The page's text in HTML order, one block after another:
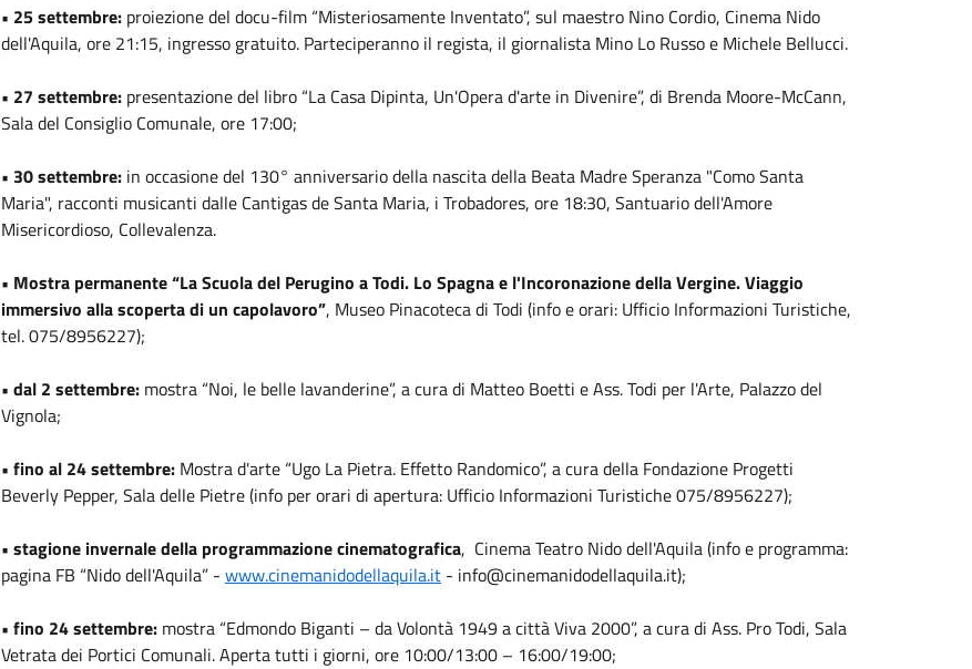
• 25 settembre: proiezione del docu-film “Misteriosamente Inventato”, sul maestro Nino Cordio, Cinema Nido
dell'Aquila, ore 21:15, ingresso gratuito. Parteciperanno il regista, il giornalista Mino Lo Russo e Michele Bellucci.
• 27 settembre:presentazione del libro “La Casa Dipinta, Un'Opera d'arte in Divenire”, di Brenda Moore-McCann,
Sala del Consiglio Comunale, ore 17:00;
• 30 settembre:in occasione del 130° anniversario della nascita della Beata Madre Speranza "Como Santa
Maria", racconti musicanti dalle Cantigas de Santa Maria, i Trobadores, ore 18:30, Santuario dell'Amore
Misericordioso, Collevalenza.
• Mostra permanente “La Scuola del Perugino a Todi. Lo Spagna e l'Incoronazione della Vergine. Viaggio
immersivo alla scoperta di un capolavoro”, Museo Pinacoteca di Todi (info e orari: Ufficio Informazioni Turistiche,
tel. 075/8956227);
• dal 2 settembre:mostra “Noi, le belle lavanderine”, a cura di Matteo Boetti e Ass. Todi per l'Arte, Palazzo del
Vignola;
• fino al 24 settembre:Mostra d'arte “Ugo La Pietra. Effetto Randomico”, a cura della Fondazione Progetti
Beverly Pepper, Sala delle Pietre (info per orari di apertura: Ufficio Informazioni Turistiche 075/8956227);
• stagione invernale della programmazione cinematografica, Cinema Teatro Nido dell'Aquila (info e programma:
pagina FB “Nido dell'Aquila” - www.cinemanidodellaquila.it- info@cinemanidodellaquila.it);
• fino 24 settembre:mostra “Edmondo Biganti – da Volontà 1949 a città Viva 2000”, a cura di Ass. Pro Todi, Sala
Vetrata dei Portici Comunali. Aperta tutti i giorni, ore 10:00/13:00 – 16:00/19:00;